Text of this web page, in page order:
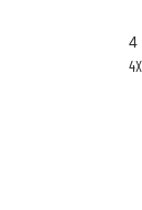
4